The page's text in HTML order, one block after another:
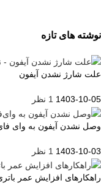
نوشته های تازه
علت شارژ نشدن آیفون
1403-10-05 1 نظر
وصل نشدن آیفون به وای
1403-10-03 1 نظر
راهکارهای افزایش عمر